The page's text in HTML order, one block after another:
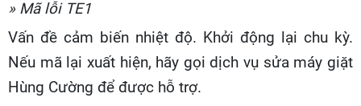
» Mã lỗi TE1
Vấn đề cảm biến nhiệt độ. Khởi động lại chu kỳ.
Nếu mã lại xuất hiện, hãy gọi dịch vụ sửa máy giặt
Hùng Cường để được hỗ trợ.